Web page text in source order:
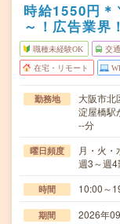
時給1550円
～！広告業界
職種未経験OK 交
在宅・リモート
勤務地
大阪市北
淀屋橋駅
--分
曜日頻度
月・火
週3～週
時間 10:00～
期間 2026年